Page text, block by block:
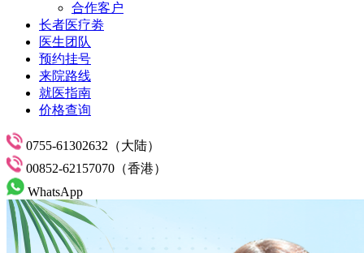
合作客户
长者医疗劵
医生团队
预约挂号
来院路线
就医指南
价格查询
0755-61302632（大陆）
00852-62157070（香港）
WhatsApp